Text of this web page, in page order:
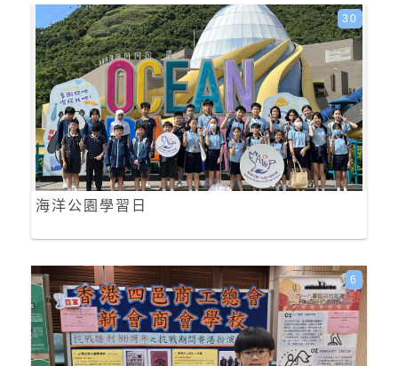
海洋公園學習日
30
6